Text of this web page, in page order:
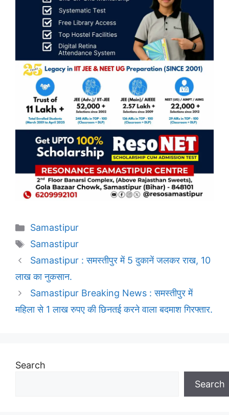
Categories
Samastipur
Tags
Samastipur
Samastipur : समस्तीपुर में 5 दुकानें जलकर राख, 10
लाख का नुकसान.
Samastipur Breaking News : समस्तीपुर में
महिला से 1 लाख रुपए की छिनतई करने वाला बदमाश गिरफ्तार.
Search
Search